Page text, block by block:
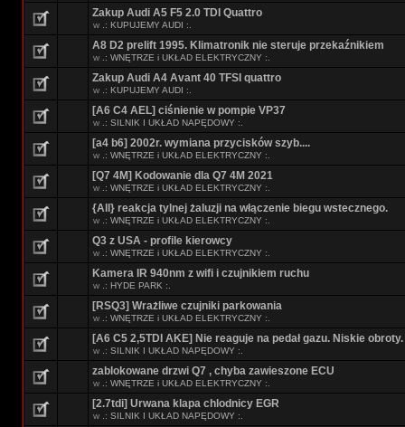
Zakup Audi A5 F5 2.0 TDI Quattro
w .: KUPUJEMY AUDI :.
A8 D2 prelift 1995. Klimatronik nie steruje przekaźnikiem
w .: WNĘTRZE i UKŁAD ELEKTRYCZNY :.
Zakup Audi A4 Avant 40 TFSI quattro
w .: KUPUJEMY AUDI :.
[A6 C4 AEL] ciśnienie w pompie VP37
w .: SILNIK I UKŁAD NAPĘDOWY :.
[a4 b6] 2002r. wymiana przycisków szyb....
w .: WNĘTRZE i UKŁAD ELEKTRYCZNY :.
[Q7 4M] Kodowanie dla Q7 4M 2021
w .: WNĘTRZE i UKŁAD ELEKTRYCZNY :.
{All} reakcja tylnej żaluzji na włączenie biegu wstecznego.
w .: WNĘTRZE i UKŁAD ELEKTRYCZNY :.
Q3 z USA - profile kierowcy
w .: WNĘTRZE i UKŁAD ELEKTRYCZNY :.
Kamera IR 940nm z wifi i czujnikiem ruchu
w .: HYDE PARK :.
[RSQ3] Wrażliwe czujniki parkowania
w .: WNĘTRZE i UKŁAD ELEKTRYCZNY :.
[A6 C5 2,5TDI AKE] Nie reaguje na pedał gazu. Niskie obroty.
w .: SILNIK I UKŁAD NAPĘDOWY :.
zablokowane drzwi Q7 , chyba zawieszone ECU
w .: WNĘTRZE i UKŁAD ELEKTRYCZNY :.
[2.7tdi] Urwana klapa chlodnicy EGR
w .: SILNIK I UKŁAD NAPĘDOWY :.